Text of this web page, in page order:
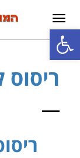
פתח סרגל נגישות
תפריט
ריסוס